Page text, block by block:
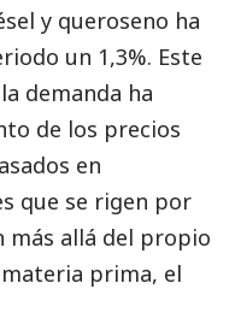
y queroseno ha
un 1,3%. Este
demanda ha
de los precios
en
que se rigen por
más allá del propio
prima, el